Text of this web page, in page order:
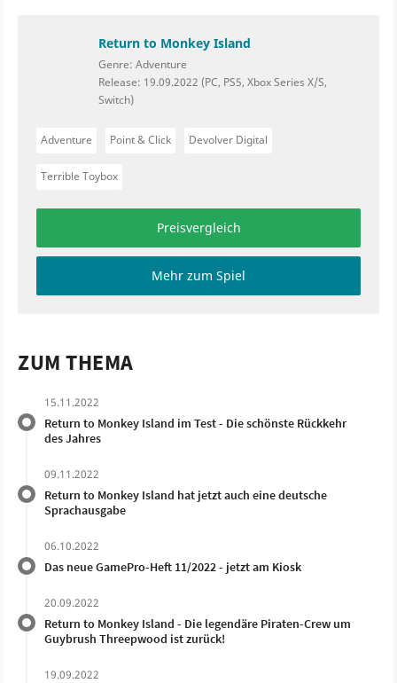
Return to Monkey Island
Genre: Adventure
Release: 19.09.2022 (PC, PS5, Xbox Series X/S,
Switch)
Adventure Point & Click Devolver Digital
Terrible Toybox
Preisvergleich
Mehr zum Spiel
ZUM THEMA
15.11.2022
Return to Monkey Island im Test - Die schönste Rückkehr
des Jahres
09.11.2022
Return to Monkey Island hat jetzt auch eine deutsche
Sprachausgabe
06.10.2022
Das neue GamePro-Heft 11/2022 - jetzt am Kiosk
20.09.2022
Return to Monkey Island - Die legendäre Piraten-Crew um
Guybrush Threepwood ist zurück!
19.09.2022